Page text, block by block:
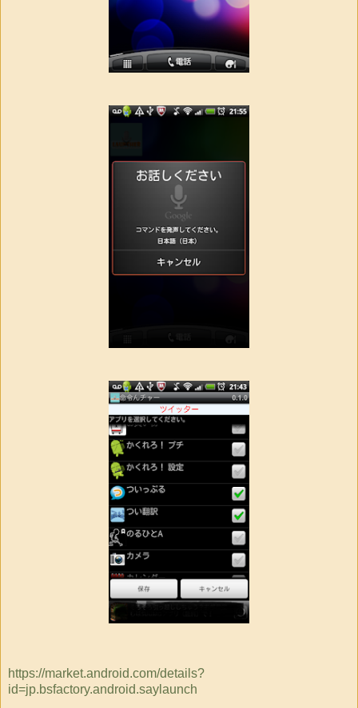
https://market.android.com/details?
id=jp.bsfactory.android.saylaunch